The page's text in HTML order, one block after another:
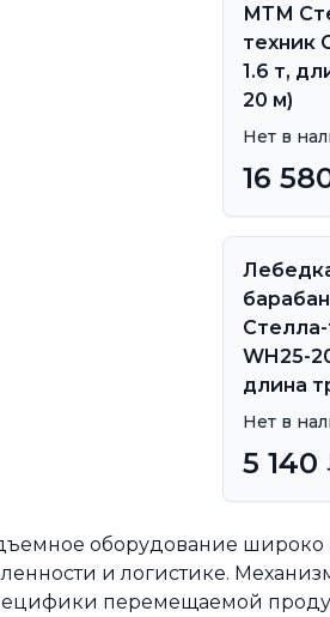
МТМ
техник
1.6 т,
20 м)
Нет в
16
WH25-
длина
Нет в
5 140
оборудование широко
и логистике.
перемещаемой